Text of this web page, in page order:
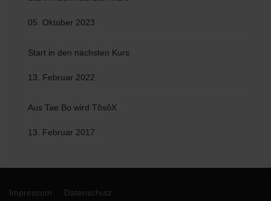
05. Oktober 2023
Start in den nächsten Kurs
13. Februar 2022
Aus Tae Bo wird TôsôX
13. Februar 2017
Impressum
Datenschutz